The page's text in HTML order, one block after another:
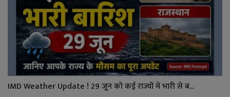
IMD Weather Update ! 29 जून को कई राज्यों में भारी से ब...